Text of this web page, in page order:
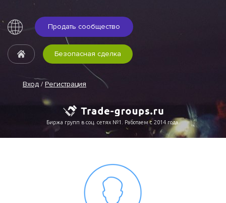
Продать сообщество
Вход / Регистрация
Безопасная сделка
Биржа групп в соц. сетях №1. Работаем с 2014 года.